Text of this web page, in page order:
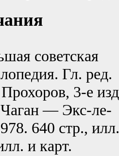
советская
Гл. ред.
3-е
— Экс-ле-
640 стр.,
и карт.